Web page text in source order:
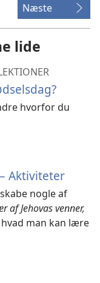
Næste
lide
hvorfor du
Aktiviteter
nogle af
af Jehovas venner,
man kan lære